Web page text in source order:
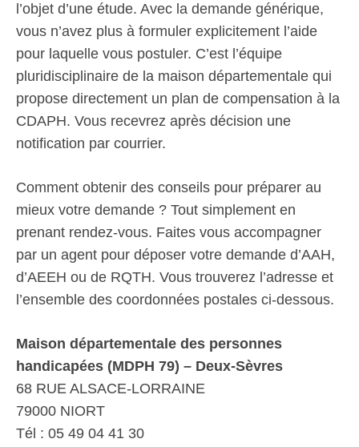
l’objet d’une étude. Avec la demande générique,
vous n’avez plus à formuler explicitement l’aide
pour laquelle vous postuler. C’est l’équipe
pluridisciplinaire de la maison départementale qui
propose directement un plan de compensation à la
CDAPH. Vous recevrez après décision une
notification par courrier.
Comment obtenir des conseils pour préparer au
mieux votre demande ? Tout simplement en
prenant rendez-vous. Faites vous accompagner
par un agent pour déposer votre demande d’AAH,
d’AEEH ou de RQTH. Vous trouverez l’adresse et
l’ensemble des coordonnées postales ci-dessous.
Maison départementale des personnes
handicapées (MDPH 79) – Deux-Sèvres
68 RUE ALSACE-LORRAINE
79000 NIORT
Tél : 05 49 04 41 30